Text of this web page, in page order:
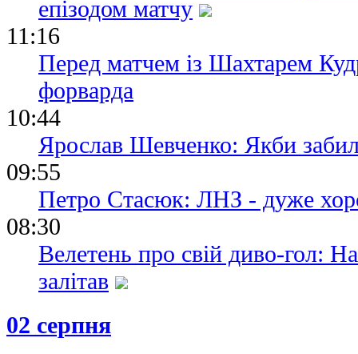
епізодом матчу
11:16
Перед матчем із Шахтарем
форварда
10:44
Ярослав Шевченко: Якби
09:55
Петро Стасюк: ЛНЗ - дуже
08:30
Велетень про свій диво-гол:
залітав
02 серпня